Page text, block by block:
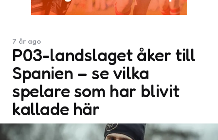
P03-landslaget åker till
Spanien – se vilka
spelare som har blivit
kallade här
7 år ago